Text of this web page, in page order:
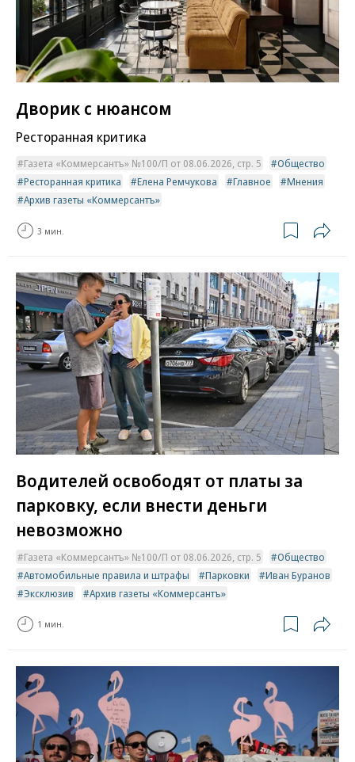
Дворик с нюансом
Ресторанная критика
Газета «Коммерсантъ» №100/П от 08.06.2026, стр. 5
Общество
Ресторанная критика
Елена Ремчукова Главное
Мнения
Архив газеты «Коммерсантъ»
3 мин.
Водителей освободят от платы за
парковку, если внести деньги
невозможно
Газета «Коммерсантъ» №100/П от 08.06.2026, стр. 5
Общество
Автомобильные правила и штрафы
Парковки
Иван Буранов
Эксклюзив
Архив газеты «Коммерсантъ»
1 мин.